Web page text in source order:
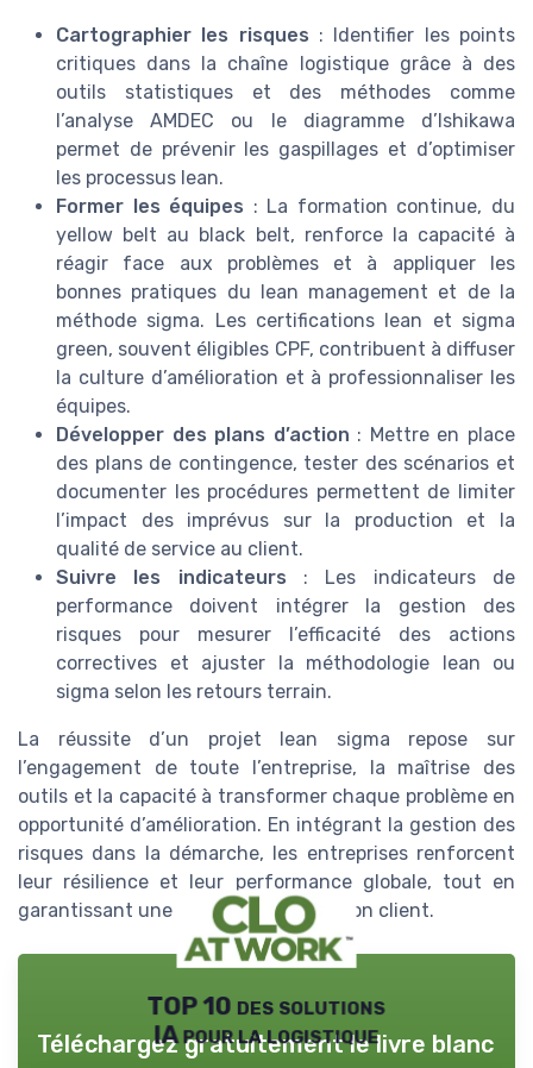
Cartographier les risques : Identifier les points
critiques dans la chaîne logistique grâce à des
outils statistiques et des méthodes comme
l’analyse AMDEC ou le diagramme d’Ishikawa
permet de prévenir les gaspillages et d’optimiser
les processus lean.
Former les équipes : La formation continue, du
yellow belt au black belt, renforce la capacité à
réagir face aux problèmes et à appliquer les
bonnes pratiques du lean management et de la
méthode sigma. Les certifications lean et sigma
green, souvent éligibles CPF, contribuent à diffuser
la culture d’amélioration et à professionnaliser les
équipes.
Développer des plans d’action : Mettre en place
des plans de contingence, tester des scénarios et
documenter les procédures permettent de limiter
l’impact des imprévus sur la production et la
qualité de service au client.
Suivre les indicateurs : Les indicateurs de
performance doivent intégrer la gestion des
risques pour mesurer l’efficacité des actions
correctives et ajuster la méthodologie lean ou
sigma selon les retours terrain.
La réussite d’un projet lean sigma repose sur
l’engagement de toute l’entreprise, la maîtrise des
outils et la capacité à transformer chaque problème en
opportunité d’amélioration. En intégrant la gestion des
risques dans la démarche, les entreprises renforcent
leur résilience et leur performance globale, tout en
garantissant une meilleure satisfaction client.
TOP 10 des solutions
IA pour la logistique
Téléchargez gratuitement le livre blanc